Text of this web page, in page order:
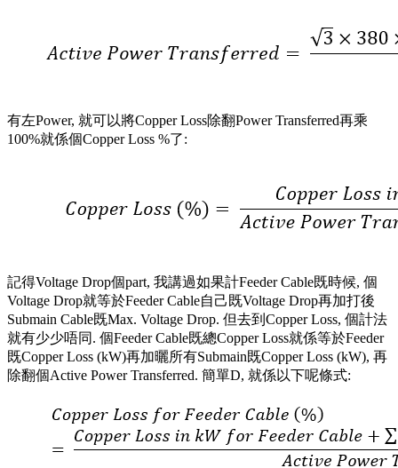
有左Power, 就可以將Copper Loss除翻Power Transferred再乘
100%就係個Copper Loss %了:
記得Voltage Drop個part, 我講過如果計Feeder Cable既時候, 個
Voltage Drop就等於Feeder Cable自己既Voltage Drop再加打後
Submain Cable既Max. Voltage Drop. 但去到Copper Loss, 個計法
就有少少唔同. 個Feeder Cable既總Copper Loss就係等於Feeder
既Copper Loss (kW)再加曬所有Submain既Copper Loss (kW), 再
除翻個Active Power Transferred. 簡單D, 就係以下呢條式: